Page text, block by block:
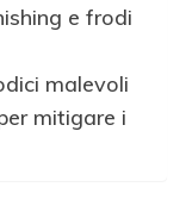
e frodi
malevoli
mitigare i